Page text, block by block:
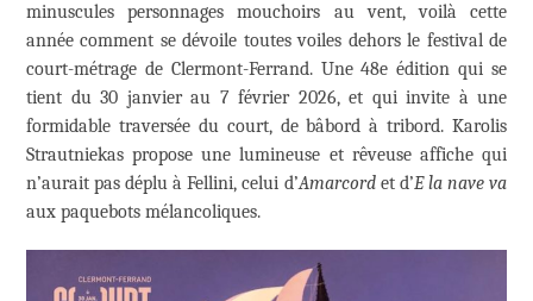
minuscules personnages mouchoirs au vent, voilà cette
année comment se dévoile toutes voiles dehors le festival de
court-métrage de Clermont-Ferrand. Une 48e édition qui se
tient du 30 janvier au 7 février 2026, et qui invite à une
formidable traversée du court, de bâbord à tribord. Karolis
Strautniekas propose une lumineuse et rêveuse affiche qui
n’aurait pas déplu à Fellini, celui d’Amarcordet d’E la nave va
aux paquebots mélancoliques.